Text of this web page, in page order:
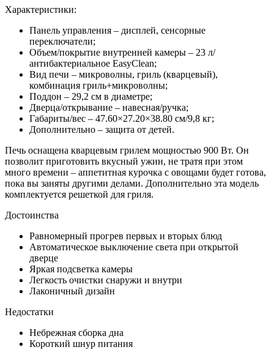
Характеристики:
Панель управления – дисплей, сенсорные
переключатели;
Объем/покрытие внутренней камеры – 23 л/
антибактериальное EasyClean;
Вид печи – микроволны, гриль (кварцевый),
комбинация гриль+микроволны;
Поддон – 29,2 см в диаметре;
Дверца/открывание – навесная/ручка;
Габариты/вес – 47.60×27.20×38.80 см/9,8 кг;
Дополнительно – защита от детей.
Печь оснащена кварцевым грилем мощностью 900 Вт. Он
позволит приготовить вкусный ужин, не тратя при этом
много времени – аппетитная курочка с овощами будет готова,
пока вы заняты другими делами. Дополнительно эта модель
комплектуется решеткой для гриля.
Достоинства
Равномерный прогрев первых и вторых блюд
Автоматическое выключение света при открытой
дверце
Яркая подсветка камеры
Легкость очистки снаружи и внутри
Лаконичный дизайн
Недостатки
Небрежная сборка дна
Короткий шнур питания